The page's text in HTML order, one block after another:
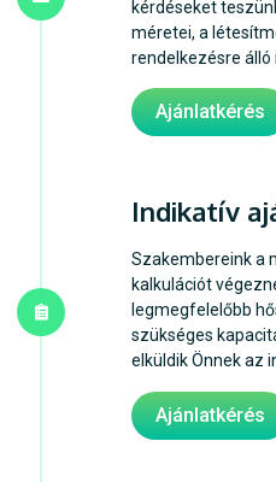
kérdéseket
méretei, a
rendelkezésre álló
Ajánlatkérés
Indikatív
Szakembereink a
kalkulációt
legmegfelelőbb
szükséges
elküldik Önnek az
Ajánlatkérés